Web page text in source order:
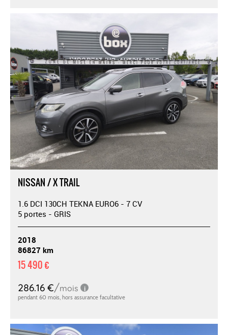
NISSAN / X TRAIL
1.6 DCI 130CH TEKNA EURO6 - 7 CV
5 portes - GRIS
2018
86827 km
15 490 €